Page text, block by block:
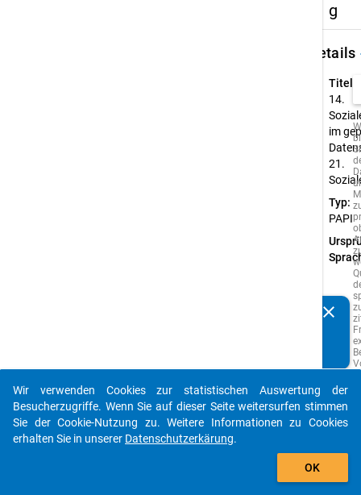
g
Details
Titel:
14.
im
21.
Typ:
PAPI
clear
auto_stories
add_shopping_cart
Wir verwenden Cookies zur statistischen Auswertung der
Besucherzugriffe. Wenn Sie auf dieser Seite weitersurfen stimmen
Sie der Cookie-Nutzung zu. Weitere Informationen zu Cookies
erhalten Sie in unserer Datenschutzerkärung.
OK